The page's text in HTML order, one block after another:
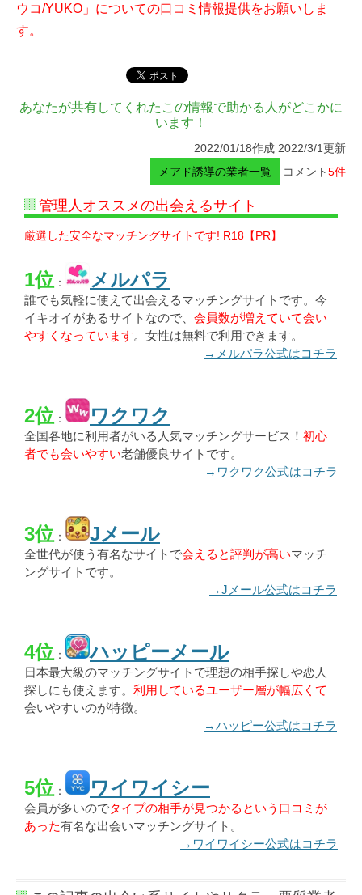
ウコ/YUKO」についての口コミ情報提供をお願いしま
す。
あなたが共有してくれたこの情報で助かる人がどこかに
います！
2022/01/18作成 2022/3/1更新
メアド誘導の業者一覧
コメント5件
管理人オススメの出会えるサイト
厳選した安全なマッチングサイトです! R18【PR】
1位： メルパラ
誰でも気軽に使えて出会えるマッチングサイトです。今
イキオイがあるサイトなので、 会員数が増えていて会い
やすくなっています。女性は無料で利用できます。
→メルパラ公式はコチラ
2位： ワクワク
全国各地に利用者がいる人気マッチングサービス！ 初心
者でも会いやすい老舗優良サイトです。
→ワクワク公式はコチラ
3位： Jメール
全世代が使う有名なサイトで会えると評判が高いマッチ
ングサイトです。
→Jメール公式はコチラ
4位： ハッピーメール
日本最大級のマッチングサイトで理想の相手探しや恋人
探しにも使えます。 利用しているユーザー層が幅広くて
会いやすいのが特徴。
→ハッピー公式はコチラ
5位： ワイワイシー
会員が多いのでタイプの相手が見つかるという口コミが
あった有名な出会いマッチングサイト。
→ワイワイシー公式はコチラ